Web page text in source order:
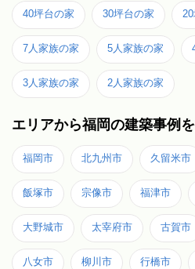
40坪台の家 30坪台の家
7人家族の家 5人家族の家
3人家族の家 2人家族の家
エリアから福岡の建築事例
福岡市 北九州市 久留米市
飯塚市 宗像市 福津市
大野城市 太宰府市 古賀市
八女市 柳川市 行橋市